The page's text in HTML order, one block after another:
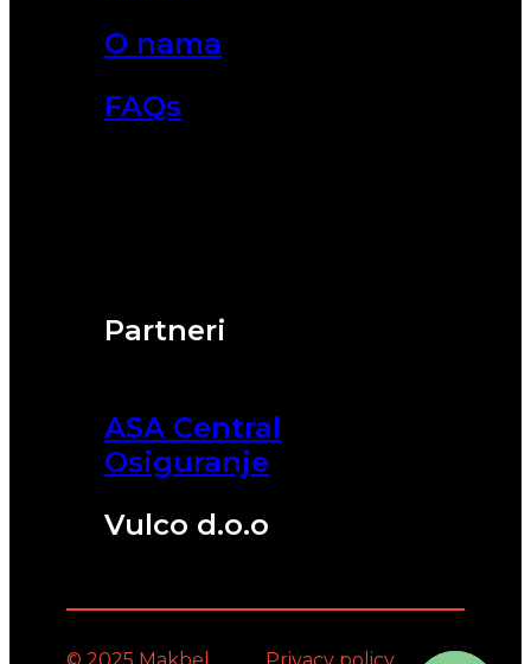
Partneri
ASA Central
Osiguranje
Vulco d.o.o
O nama
FAQs